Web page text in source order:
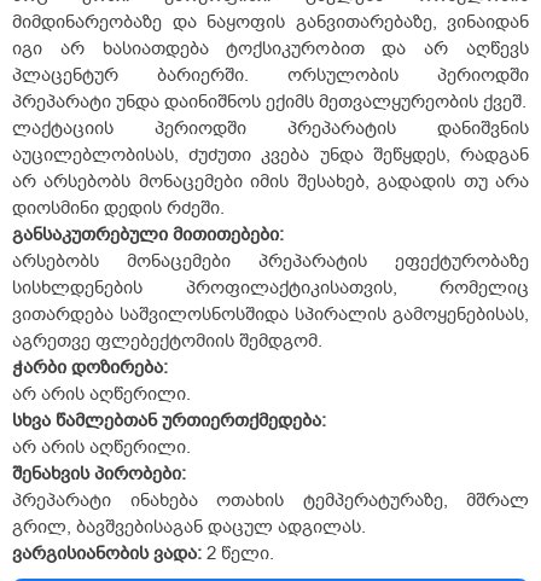
მიმდინარეობაზე და ნაყოფის განვითარებაზე, ვინაიდან
იგი არ ხასიათდება ტოქსიკურობით და არ აღწევს
პლაცენტურ ბარიერში. ორსულობის პერიოდში
პრეპარატი უნდა დაინიშნოს ექიმს მეთვალყურეობის ქვეშ.
ლაქტაციის პერიოდში პრეპარატის დანიშვნის
აუცილებლობისას, ძუძუთი კვება უნდა შეწყდეს, რადგან
არ არსებობს მონაცემები იმის შესახებ, გადადის თუ არა
დიოსმინი დედის რძეში.
განსაკუთრებული მითითებები:
არსებობს მონაცემები პრეპარატის ეფექტურობაზე
სისხლდენების პროფილაქტიკისათვის, რომელიც
ვითარდება საშვილოსნოსშიდა სპირალის გამოყენებისას,
აგრეთვე ფლებექტომიის შემდგომ.
ჭარბი დოზირება:
არ არის აღწერილი.
სხვა წამლებთანურთიერთქმედება:
არ არის აღწერილი.
შენახვისპირობები:
პრეპარატი ინახება ოთახის ტემპერატურაზე, მშრალ
გრილ, ბავშვებისაგან დაცულ ადგილას.
ვარგისიანობისვადა: 2 წელი.